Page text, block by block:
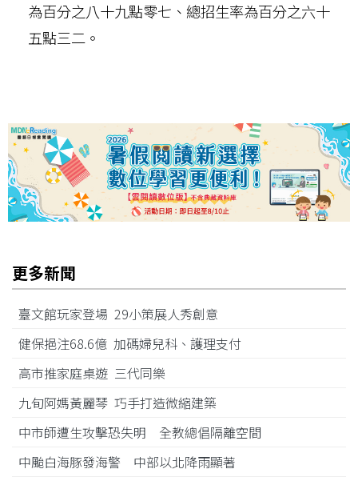
為百分之八十九點零七、總招生率為百分之六十
五點三二。
更多新聞
臺文館玩家登場 29小策展人秀創意
健保挹注68.6億 加碼婦兒科、護理支付
高市推家庭桌遊 三代同樂
九旬阿媽黃麗琴 巧手打造微縮建築
中市師遭生攻擊恐失明 全教總倡隔離空間
中颱白海豚發海警 中部以北降雨顯著